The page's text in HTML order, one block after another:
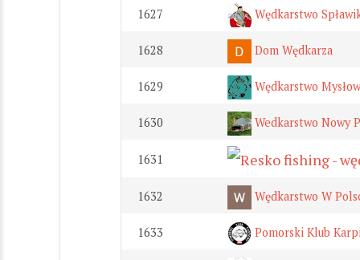
1627 Wędkarstwo
1628 Dom Wędkarza
1629 Wędkarstwo
1630 Wedkarstwo Nowy
1631
1632 Wędkarstwo W
1633 Pomorski Klub